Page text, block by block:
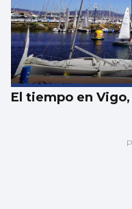
El tiempo en